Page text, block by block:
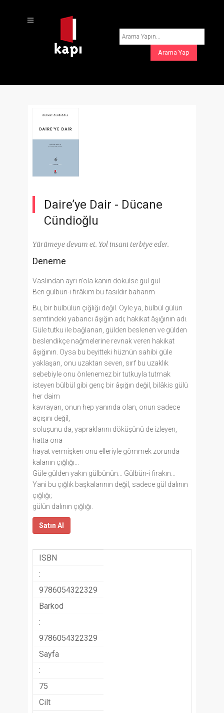
Daire’ye Dair - Dücane
Cündioğlu
Yürümeye devam et. Yol insanı terbiye eder.
Deneme
Vaslından ayrı n’ola kanın dökülse gül gül
Ben gülbün-i firâkım bu fasıldır baharım
Bu, bir bülbülün çığlığı değil. Öyle ya, bülbül gülün
semtindeki yabancı âşığın adı; hakikat âşığının adı.
Güle tutku ile bağlanan, gülden beslenen ve gülden
beslendikçe nağmelerine revnak veren hakikat
âşığının. Oysa bu beyitteki hüznün sahibi güle
yaklaşan, onu uzaktan seven, sırf bu uzaklık
sebebiyle onu önlenemez bir tutkuyla tutmak
isteyen bülbül gibi genç bir âşığın değil, bilâkis gülü
her daim
kavrayan, onun hep yanında olan, onun sadece
açışını değil,
soluşunu da, yapraklarını döküşünü de izleyen,
hatta ona
hayat vermişken onu elleriyle gömmek zorunda
kalanın çığlığı...
Güle gülden yakın gülbünün... Gülbün-i firakın...
Yani bu çığlık başkalarının değil, sadece gül dalının
çığlığı;
gülün dalının çığlığı.
Satın Al
ISBN
:
9786054322329
Barkod
:
9786054322329
Sayfa
:
75
Cilt